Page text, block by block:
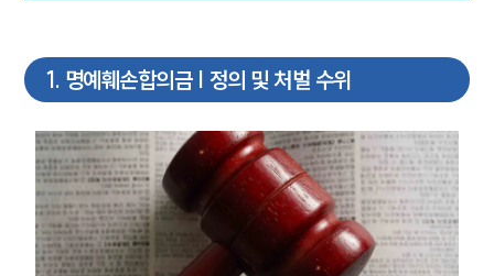
1. 명예훼손합의금 | 정의 및 처벌 수위